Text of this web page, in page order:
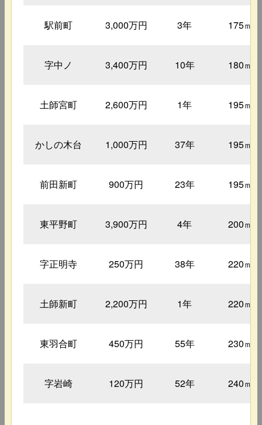
駅前町 3,000万円 3年 175㎡
字中ノ 3,400万円 10年 180㎡
土師宮町 2,600万円 1年 195㎡
かしの木台 1,000万円 37年 195㎡
前田新町 900万円 23年 195㎡
東平野町 3,900万円 4年 200㎡
字正明寺 250万円 38年 220㎡
土師新町 2,200万円 1年 220㎡
東羽合町 450万円 55年 230㎡
字岩崎 120万円 52年 240㎡